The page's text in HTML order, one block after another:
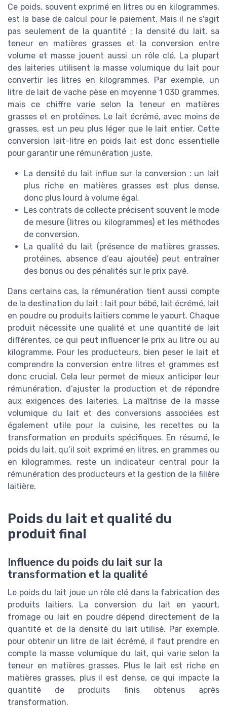
Ce poids, souvent exprimé en litres ou en kilogrammes,
est la base de calcul pour le paiement. Mais il ne s'agit
pas seulement de la quantité ; la densité du lait, sa
teneur en matières grasses et la conversion entre
volume et masse jouent aussi un rôle clé. La plupart
des laiteries utilisent la masse volumique du lait pour
convertir les litres en kilogrammes. Par exemple, un
litre de lait de vache pèse en moyenne 1 030 grammes,
mais ce chiffre varie selon la teneur en matières
grasses et en protéines. Le lait écrémé, avec moins de
grasses, est un peu plus léger que le lait entier. Cette
conversion lait-litre en poids lait est donc essentielle
pour garantir une rémunération juste.
La densité du lait influe sur la conversion : un lait
plus riche en matières grasses est plus dense,
donc plus lourd à volume égal.
Les contrats de collecte précisent souvent le mode
de mesure (litres ou kilogrammes) et les méthodes
de conversion.
La qualité du lait (présence de matières grasses,
protéines, absence d’eau ajoutée) peut entraîner
des bonus ou des pénalités sur le prix payé.
Dans certains cas, la rémunération tient aussi compte
de la destination du lait : lait pour bébé, lait écrémé, lait
en poudre ou produits laitiers comme le yaourt. Chaque
produit nécessite une qualité et une quantité de lait
différentes, ce qui peut influencer le prix au litre ou au
kilogramme. Pour les producteurs, bien peser le lait et
comprendre la conversion entre litres et grammes est
donc crucial. Cela leur permet de mieux anticiper leur
rémunération, d’ajuster la production et de répondre
aux exigences des laiteries. La maîtrise de la masse
volumique du lait et des conversions associées est
également utile pour la cuisine, les recettes ou la
transformation en produits spécifiques. En résumé, le
poids du lait, qu’il soit exprimé en litres, en grammes ou
en kilogrammes, reste un indicateur central pour la
rémunération des producteurs et la gestion de la filière
laitière.
Poids du lait et qualité du
produit final
Influence du poids du lait sur la
transformation et la qualité
Le poids du lait joue un rôle clé dans la fabrication des
produits laitiers. La conversion du lait en yaourt,
fromage ou lait en poudre dépend directement de la
quantité et de la densité du lait utilisé. Par exemple,
pour obtenir un litre de lait écrémé, il faut prendre en
compte la masse volumique du lait, qui varie selon la
teneur en matières grasses. Plus le lait est riche en
matières grasses, plus il est dense, ce qui impacte la
quantité de produits finis obtenus après
transformation.